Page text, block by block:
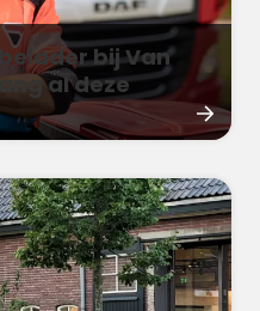
bij Van
al deze